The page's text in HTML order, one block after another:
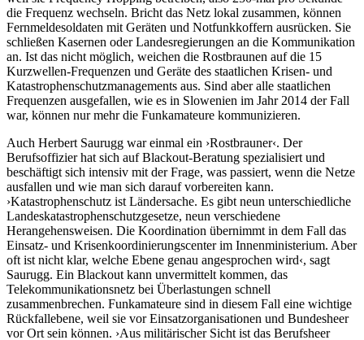
die Frequenz wechseln. Bricht das Netz lokal zusammen, können
Fernmeldesoldaten mit Geräten und Notfunkkoffern ausrücken. Sie
schließen Kasernen oder Landesregierungen an die Kommunikation
an. Ist das nicht möglich, weichen die Rostbraunen auf die 15
Kurzwellen-Frequenzen und Geräte des staatlichen Krisen- und
Katastrophenschutzmanagements aus. Sind aber alle staatlichen
Frequenzen ausgefallen, wie es in Slowenien im Jahr 2014 der Fall
war, können nur mehr die Funkamateure kommunizieren.
Auch Herbert Saurugg war einmal ein ›Rostbrauner‹. Der
Berufsoffizier hat sich auf Blackout-Beratung spezialisiert und
beschäftigt sich intensiv mit der Frage, was passiert, wenn die Netze
ausfallen und wie man sich da­rauf vorbereiten kann.
›Katastrophenschutz ist Ländersache. Es gibt neun unterschiedliche
Landeskatastrophenschutzgesetze, neun verschiedene
Herangehensweisen. Die Koordination übernimmt in dem Fall das
Einsatz- und Krisenkoordinierungscenter im Innenministerium. Aber
oft ist nicht klar, welche Ebene genau angesprochen wird‹, sagt
Saurugg. Ein Blackout kann unvermittelt kommen, das
Telekommunikationsnetz bei Überlastungen schnell
zusammenbrechen. Funkamateure sind in diesem Fall eine wichtige
Rückfallebene, weil sie vor Einsatzorganisationen und Bundesheer
vor Ort sein können. ›Aus militärischer Sicht ist das Berufsheer